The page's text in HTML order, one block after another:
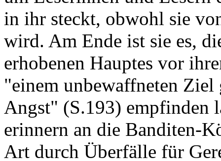
in ihr steckt, obwohl sie
wird. Am Ende ist sie es,
erhobenen Hauptes vor
"einem unbewaffneten Ziel
Angst" (S.193)
erinnern an die Banditen-
Art durch Überfälle für